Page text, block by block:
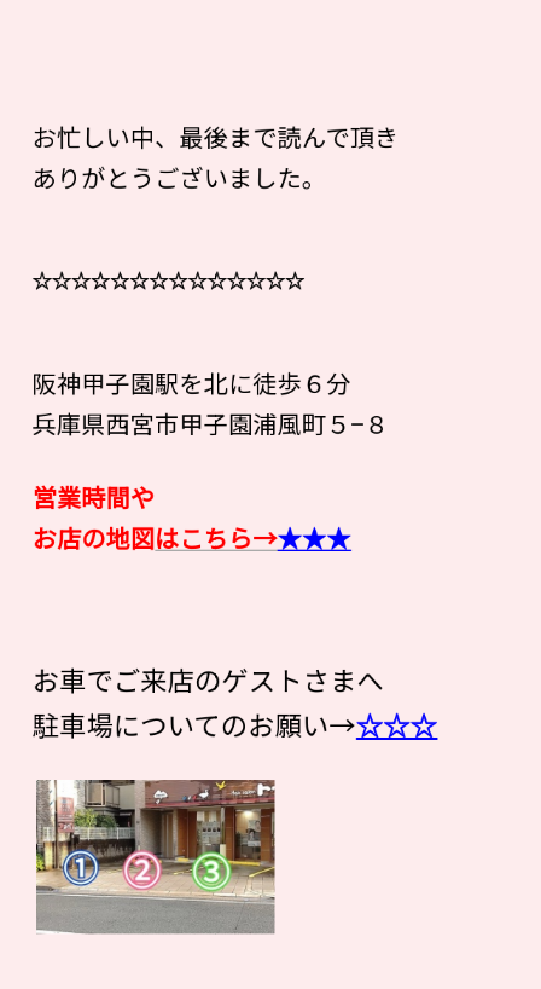
お忙しい中、最後まで読んで頂き
ありがとうございました。
☆☆☆☆☆☆☆☆☆☆☆☆☆☆
阪神甲子園駅を北に徒歩６分
兵庫県西宮市甲子園浦風町５−８
営業時間や
お店の地図はこちら→★★★
お車でご来店のゲストさまへ
駐車場についてのお願い→☆☆☆